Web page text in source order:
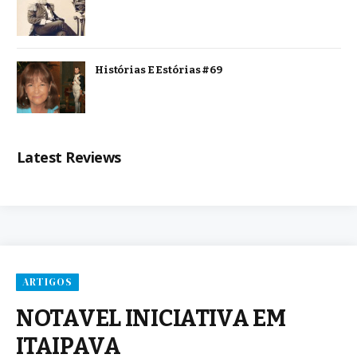
Histórias E Estórias #69
Latest Reviews
ARTIGOS
NOTAVEL INICIATIVA EM
ITAIPAVA